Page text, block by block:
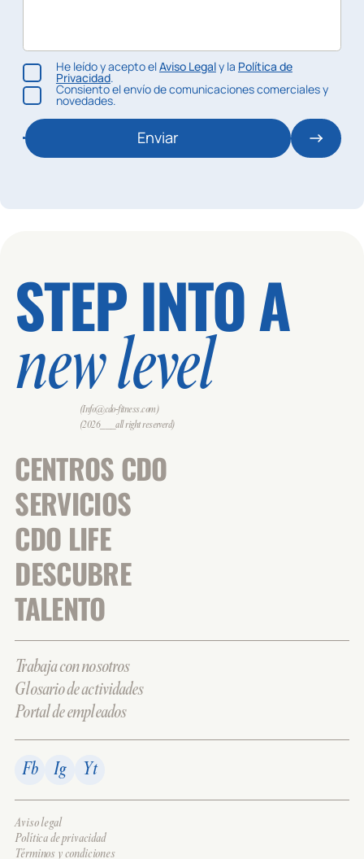
He leído y acepto elAviso Legaly la Política de
Privacidad.
Consiento el envío de comunicaciones comerciales y
novedades.
Enviar
STEP INTO A
new level
(Info@cdo-fitness.com)
(2026___all right reserverd)
CENTROS CDO
SERVICIOS
CDO LIFE
DESCUBRE
TALENTO
Trabaja con nosotros
Glosario de actividades
Portal de empleados
Fb Ig Yt
Aviso legal
Política de privacidad
Términos y condiciones